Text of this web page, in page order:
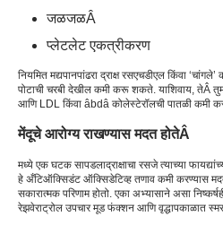
जळजळÂ
प्लेटलेट एकत्रीकरण
नियमित मद्यपानपांढरा द्राक्ष रसएचडीएल किंवा
पोटाची चरबी देखील कमी करू शकते. याशिवाय, तेÂ
आणि LDL किंवा âbdâ कोलेस्टेरॉलची पातळी कमी
मेंदूचे आरोग्य राखण्यास मदत होतेÂ
मध्ये एक घटक सापडलाद्राक्षाचा रसजे त्याच्या
हे अँटिऑक्सिडंट ऑक्सिडेटिव्ह तणाव कमी करण्यास
सकारात्मक परिणाम होतो. एका अभ्यासाने असा
रेझवेराट्रोल उपचार मूड फंक्शन आणि वृद्धापकाळात